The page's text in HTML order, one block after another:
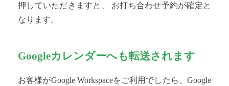
押していただきますと、 お打ち合わせ予約が確定と
なります。
Googleカレンダーへも転送されます
お客様がGoogle Workspaceをご利用でしたら、Google